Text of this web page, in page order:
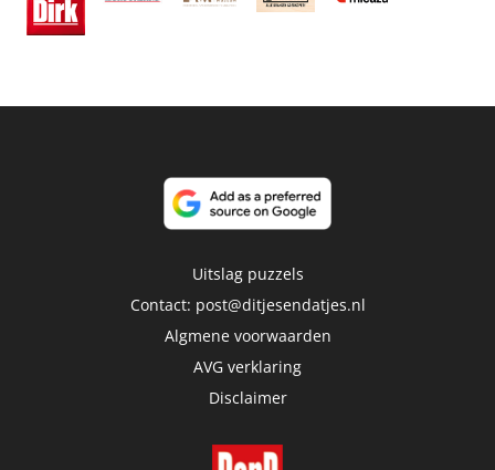
Uitslag puzzels
Contact: post@ditjesendatjes.nl
Algmene voorwaarden
AVG verklaring
Disclaimer